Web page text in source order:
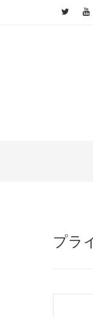
プラ